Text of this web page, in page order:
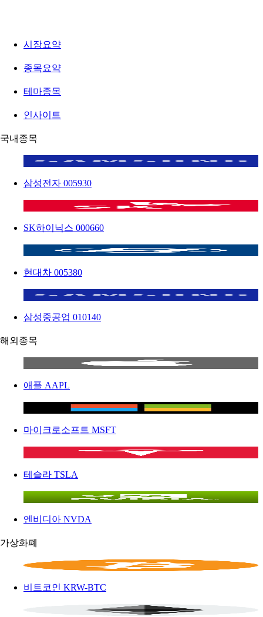
시장요약
종목요약
테마종목
인사이트
국내종목
삼성전자 005930
SK하이닉스 000660
현대차 005380
삼성중공업 010140
해외종목
애플 AAPL
마이크로소프트 MSFT
테슬라 TSLA
엔비디아 NVDA
가상화폐
비트코인 KRW-BTC